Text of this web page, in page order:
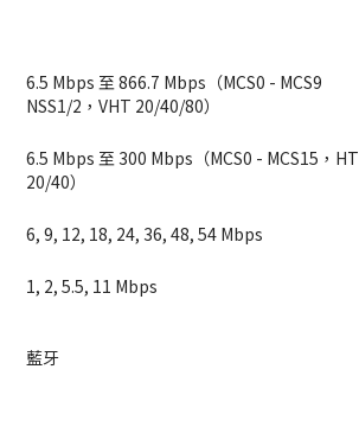
6.5 Mbps 至 866.7 Mbps（MCS0 - MCS9
NSS1/2，VHT 20/40/80）
6.5 Mbps 至 300 Mbps（MCS0 - MCS15，HT
20/40）
6, 9, 12, 18, 24, 36, 48, 54 Mbps
1, 2, 5.5, 11 Mbps
藍牙